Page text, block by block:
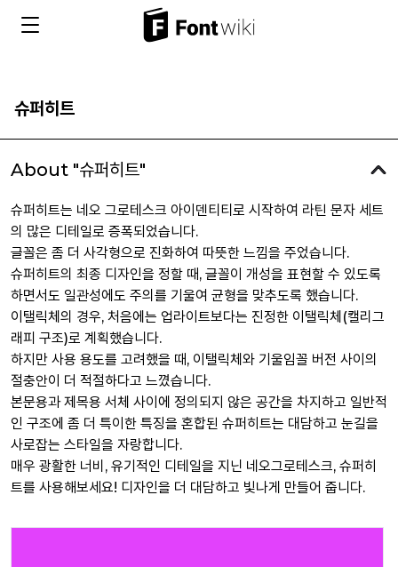
슈퍼히트
About "슈퍼히트"
슈퍼히트는 네오 그로테스크 아이덴티티로 시작하여 라틴 문자 세트
의 많은 디테일로 증폭되었습니다.
글꼴은 좀 더 사각형으로 진화하여 따뜻한 느낌을 주었습니다.
슈퍼히트의 최종 디자인을 정할 때, 글꼴이 개성을 표현할 수 있도록
하면서도 일관성에도 주의를 기울여 균형을 맞추도록 했습니다.
이탤릭체의 경우, 처음에는 업라이트보다는 진정한 이탤릭체(캘리그
래피 구조)로 계획했습니다.
하지만 사용 용도를 고려했을 때, 이탤릭체와 기울임꼴 버전 사이의
절충안이 더 적절하다고 느꼈습니다.
본문용과 제목용 서체 사이에 정의되지 않은 공간을 차지하고 일반적
인 구조에 좀 더 특이한 특징을 혼합된 슈퍼히트는 대담하고 눈길을
사로잡는 스타일을 자랑합니다.
매우 광활한 너비, 유기적인 디테일을 지닌 네오그로테스크, 슈퍼히
트를 사용해보세요! 디자인을 더 대담하고 빛나게 만들어 줍니다.